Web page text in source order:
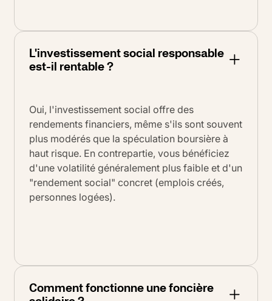
L'investissement social responsable
est-il rentable ?
Oui, l'investissement social offre des
rendements financiers, même s'ils sont souvent
plus modérés que la spéculation boursière à
haut risque. En contrepartie, vous bénéficiez
d'une volatilité généralement plus faible et d'un
"rendement social" concret (emplois créés,
personnes logées).
Comment fonctionne une foncière